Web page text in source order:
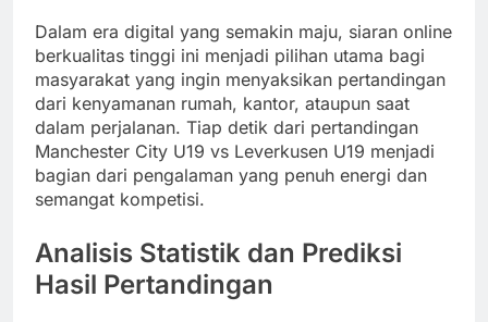
Dalam era digital yang semakin maju, siaran online
berkualitas tinggi ini menjadi pilihan utama bagi
masyarakat yang ingin menyaksikan pertandingan
dari kenyamanan rumah, kantor, ataupun saat
dalam perjalanan. Tiap detik dari pertandingan
Manchester City U19 vs Leverkusen U19 menjadi
bagian dari pengalaman yang penuh energi dan
semangat kompetisi.
Analisis Statistik dan Prediksi
Hasil Pertandingan